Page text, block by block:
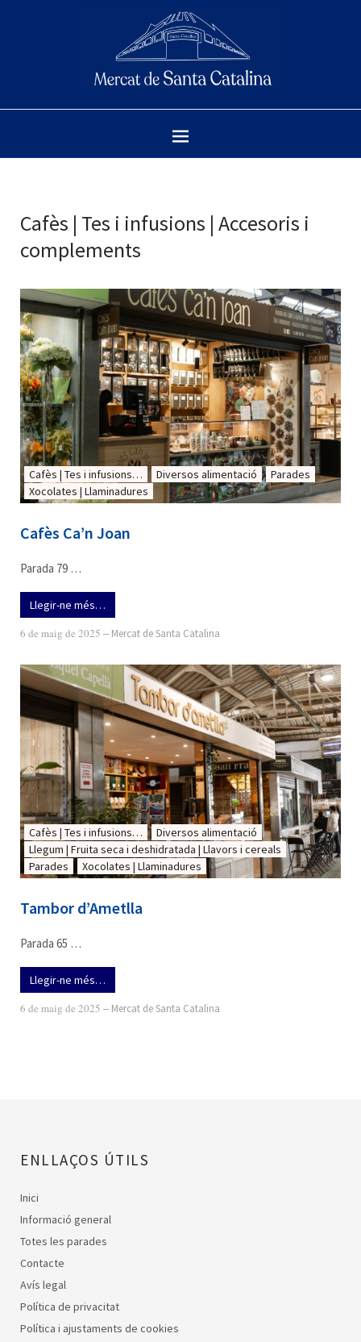
Cafès | Tes i infusions | Accesoris i
complements
Cafès | Tes i infusions… Diversos alimentació
Parades
Xocolates | Llaminadures
Cafès Ca’n Joan
Parada 79 …
Llegir-ne més…
6 de maig de 2025 ‒ Mercat de Santa Catalina
Cafès | Tes i infusions…
Diversos alimentació
Llegum | Fruita seca i deshidratada | Llavors i cereals
Parades
Xocolates | Llaminadures
Tambor d’Ametlla
Parada 65 …
Llegir-ne més…
6 de maig de 2025 ‒ Mercat de Santa Catalina
ENLLAÇOS ÚTILS
Inici
Informació general
Totes les parades
Contacte
Avís legal
Política de privacitat
Política i ajustaments de cookies